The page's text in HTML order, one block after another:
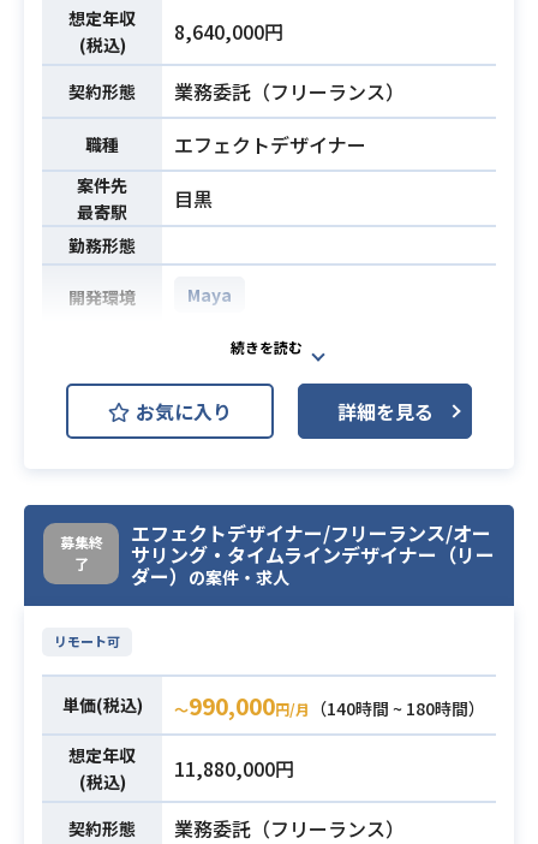
想定年収
(税込)
8,640,000円
契約形態 業務委託（フリーランス）
職種 エフェクトデザイナー
案件先
最寄駅
目黒
勤務形態
開発環境 Maya
業務内容
アクションホラーアドベンチャーの
ゲームを制作していただくエフェク
トデザイナーを募集中です。PS4世代
以降のゲームタイトルでのエフェク
待ちしております。
必須スキル
・ゲーム業界経験者、一般的な中堅
以上が望ましい。※いずれかのパー
・PBRの基礎知識及び、UE4を使用
してのリアルタイムコンテンツ業務
経験
・PS4世代以降のゲームタイトルで
のエフェクトデザイン制作経験
お気に入り 詳細を見る
募集終
了
エフェクトデザイナー/フリーランス/オー
サリング・タイムラインデザイナー（リー
ダー） の案件・求人
リモート可
単価(税込) 〜990,000円/月
（140時間 ~ 180時間）
想定年収
(税込)
11,880,000円
契約形態 業務委託（フリーランス）